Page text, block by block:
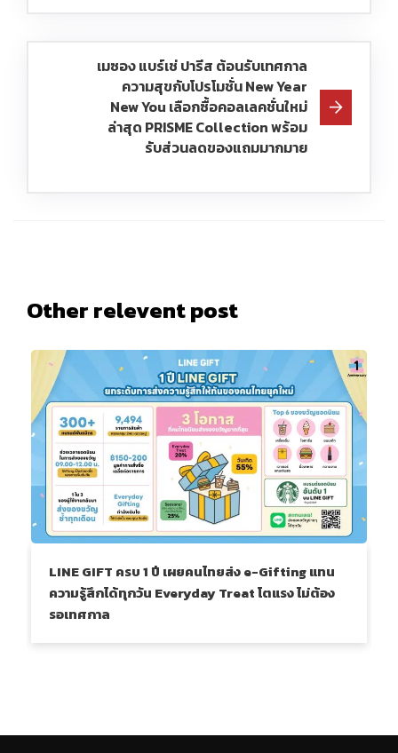
เมซอง แบร์เช่ ปารีส ต้อนรับเทศกาล
ความสุขกับโปรโมชั่น New Year
New You เลือกซื้อคอลเลคชั่นใหม่
ล่าสุด PRISME Collection พร้อม
รับส่วนลดของแถมมากมาย
Other relevent post
LINE GIFT ครบ 1 ปี เผยคนไทยส่ง e-Gifting แทน
ความรู้สึกได้ทุกวัน Everyday Treat โตแรง ไม่ต้อง
รอเทศกาล